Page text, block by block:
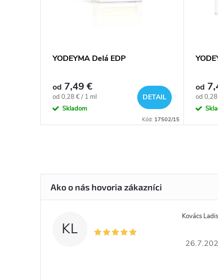
YODEYMA Delá EDP
od 7,49 €
Jednotková
cena:
od 0,28 € / 1 ml
Skladom
DETAIL
Kód: 17502/15
od
cena:
od
KL
Kovács